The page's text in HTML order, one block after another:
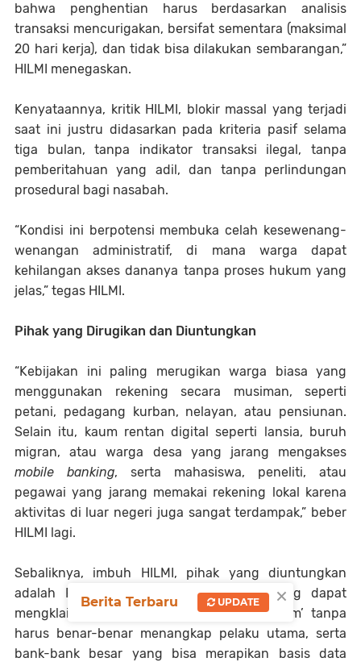
bahwa penghentian harus berdasarkan analisis
transaksi mencurigakan, bersifat sementara (maksimal
20 hari kerja), dan tidak bisa dilakukan sembarangan,”
HILMI menegaskan.
Kenyataannya, kritik HILMI, blokir massal yang terjadi
saat ini justru didasarkan pada kriteria pasif selama
tiga bulan, tanpa indikator transaksi ilegal, tanpa
pemberitahuan yang adil, dan tanpa perlindungan
prosedural bagi nasabah.
“Kondisi ini berpotensi membuka celah kesewenang-
wenangan administratif, di mana warga dapat
kehilangan akses dananya tanpa proses hukum yang
jelas,” tegas HILMI.
Pihak yang Dirugikan dan Diuntungkan
“Kebijakan ini paling merugikan warga biasa yang
menggunakan rekening secara musiman, seperti
petani, pedagang kurban, nelayan, atau pensiunan.
Selain itu, kaum rentan digital seperti lansia, buruh
migran, atau warga desa yang jarang mengakses
mobile banking, serta mahasiswa, peneliti, atau
pegawai yang jarang memakai rekening lokal karena
aktivitas di luar negeri juga sangat terdampak,” beber
HILMI lagi.
Sebaliknya, imbuh HILMI, pihak yang diuntungkan
adalah PPATK dan otoritas keuangan yang dapat
mengklaim keberhasilan ‘pembersihan sistem’ tanpa
harus benar-benar menangkap pelaku utama, serta
bank-bank besar yang bisa merapikan basis data
×
Berita Terbaru UPDATE